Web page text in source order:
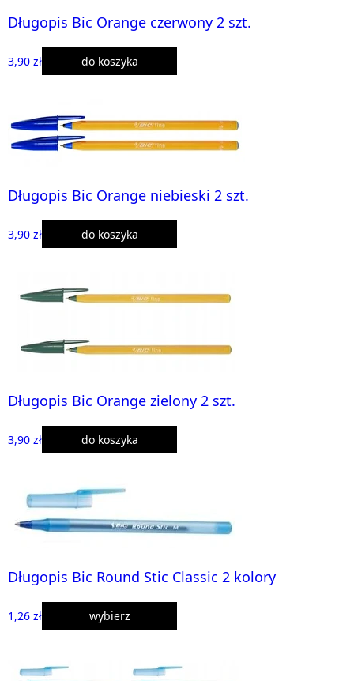
Długopis Bic Orange czerwony 2 szt.
3,90 zł do koszyka
Długopis Bic Orange niebieski 2 szt.
3,90 zł do koszyka
Długopis Bic Orange zielony 2 szt.
3,90 zł do koszyka
Długopis Bic Round Stic Classic 2 kolory
1,26 zł wybierz